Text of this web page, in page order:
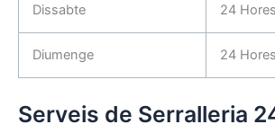
Dissabte 24 Hores
Diumenge 24 Hores
Serveis de Serralleria